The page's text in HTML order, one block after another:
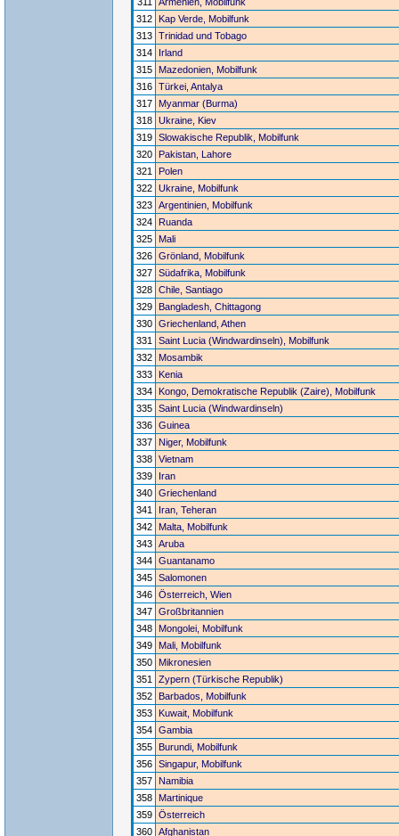
312 Kap Verde, Mobilfunk
313 Trinidad und Tobago
314
Irland
315 Mazedonien, Mobilfunk
316 Türkei, Antalya
317 Myanmar (Burma)
318 Ukraine, Kiev
319 Slowakische Republik, Mobilfunk
320 Pakistan, Lahore
321
Polen
322 Ukraine, Mobilfunk
323 Argentinien, Mobilfunk
324 Ruanda
325 Mali
326 Grönland, Mobilfunk
327 Südafrika, Mobilfunk
328 Chile, Santiago
329 Bangladesh, Chittagong
330 Griechenland, Athen
331
Saint Lucia (Windwardinseln), Mobilfunk
332 Mosambik
333 Kenia
334 Kongo, Demokratische Republik (Zaire), Mobilfunk
335 Saint Lucia (Windwardinseln)
336 Guinea
337 Niger, Mobilfunk
338 Vietnam
339
Iran
340 Griechenland
341
Iran, Teheran
342 Malta, Mobilfunk
343 Aruba
344 Guantanamo
345 Salomonen
346 Österreich, Wien
347 Großbritannien
348 Mongolei, Mobilfunk
349 Mali, Mobilfunk
350 Mikronesien
351
Zypern (Türkische Republik)
352 Barbados, Mobilfunk
353 Kuwait, Mobilfunk
354 Gambia
355 Burundi, Mobilfunk
356 Singapur, Mobilfunk
357 Namibia
358 Martinique
359 Österreich
360 Afghanistan